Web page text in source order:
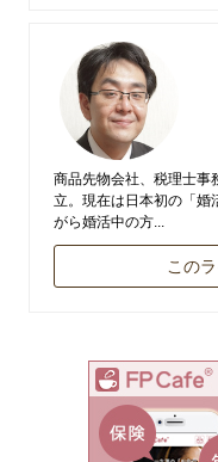
商品先物会社、税理士事
立。現在は日本初の「婚
がら婚活中の方...
この